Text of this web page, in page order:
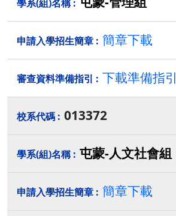
簡章下載
下載準備指引
013372
屯蒙-人文社會組
簡章下載